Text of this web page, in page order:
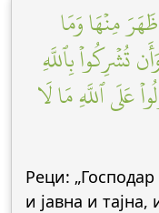
مِنۡهَا وَمَا
تُشۡرِكُواْ بِٱللَّهِ
عَلَى ٱللَّهِ مَا لَا
Реци:
и јавна и